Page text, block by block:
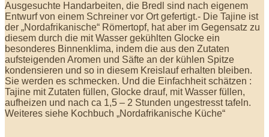
Ausgesuchte Handarbeiten, die Bredl sind nach eigenem
Entwurf von einem Schreiner vor Ort gefertigt.- Die Tajine ist
der „Nordafrikanische“ Römertopf, hat aber im Gegensatz zu
diesem durch die mit Wasser gekühlten Glocke ein
besonderes Binnenklima, indem die aus den Zutaten
aufsteigenden Aromen und Säfte an der kühlen Spitze
kondensieren und so in diesem Kreislauf erhalten bleiben.
Sie werden es schmecken. Und die Einfachheit schätzen :
Tajine mit Zutaten füllen, Glocke drauf, mit Wasser füllen,
aufheizen und nach ca 1,5 – 2 Stunden ungestresst tafeln.
Weiteres siehe Kochbuch „Nordafrikanische Küche“